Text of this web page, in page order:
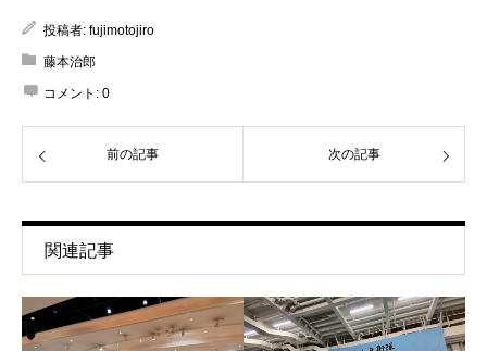
投稿者: fujimotojiro
藤本治郎
コメント: 0
前の記事 次の記事
関連記事